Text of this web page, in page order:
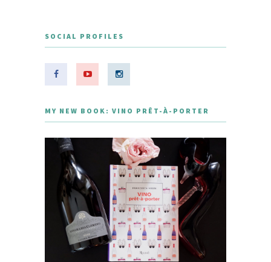
SOCIAL PROFILES
MY NEW BOOK: VINO PRÊT-À-PORTER